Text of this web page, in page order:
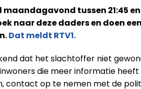
maandagavond tussen 21:45 en
naar deze daders en doen een
Dat meldt RTV1.
dat het slachtoffer niet
die meer informatie heeft
contact op te nemen met de